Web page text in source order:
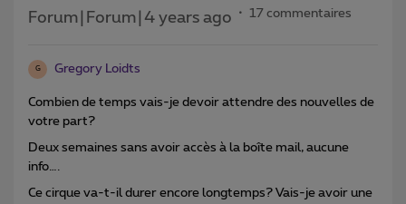
Forum|Forum|4 years ago 17 commentaires
G Gregory Loidts
Combien de temps vais-je devoir attendre des nouvelles de
votre part?
Deux semaines sans avoir accès à la boîte mail, aucune
info….
Ce cirque va-t-il durer encore longtemps? Vais-je avoir une